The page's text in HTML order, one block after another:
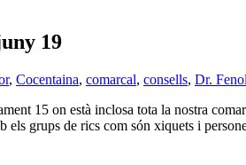
19
, Cocentaina, comarcal, consells, Dr.
15 on està inclosa tota la nostra
els grups de rics com són xiquets i